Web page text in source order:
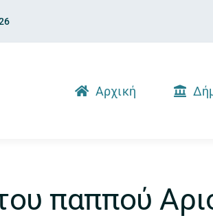
Αρχική
παππού